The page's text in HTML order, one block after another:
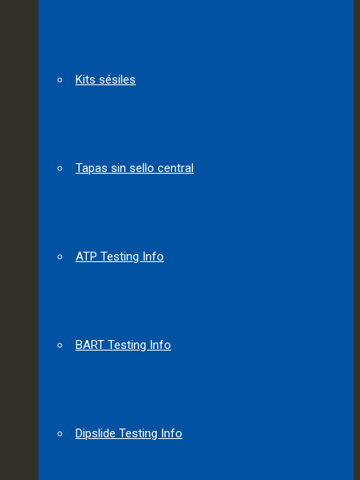
Kits sésiles
Tapas sin sello central
ATP Testing Info
BART Testing Info
Dipslide Testing Info